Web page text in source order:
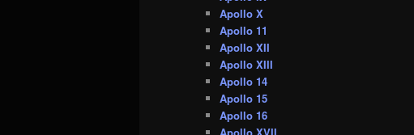
Apollo X
Apollo 11
Apollo XII
Apollo XIII
Apollo 14
Apollo 15
Apollo 16